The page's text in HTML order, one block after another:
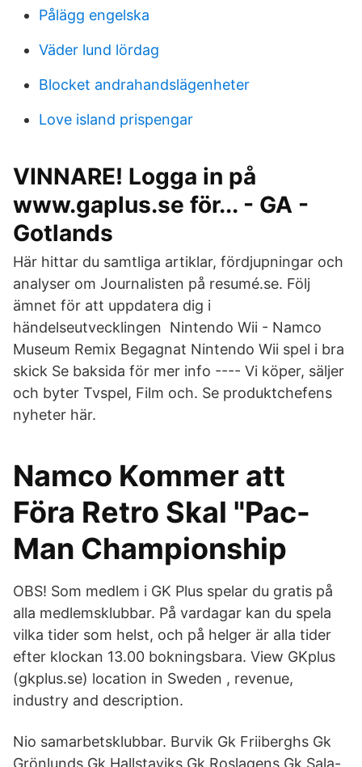
Pålägg engelska
Väder lund lördag
Blocket andrahandslägenheter
Love island prispengar
VINNARE! Logga in på
www.gaplus.se för... - GA -
Gotlands
Här hittar du samtliga artiklar, fördjupningar och
analyser om Journalisten på resumé.se. Följ
ämnet för att uppdatera dig i
händelseutvecklingen Nintendo Wii - Namco
Museum Remix Begagnat Nintendo Wii spel i bra
skick Se baksida för mer info ---- Vi köper, säljer
och byter Tvspel, Film och. Se produktchefens
nyheter här.
Namco Kommer att
Föra Retro Skal "Pac-
Man Championship
OBS! Som medlem i GK Plus spelar du gratis på
alla medlemsklubbar. På vardagar kan du spela
vilka tider som helst, och på helger är alla tider
efter klockan 13.00 bokningsbara. View GKplus
(gkplus.se) location in Sweden , revenue,
industry and description.
Nio samarbetsklubbar. Burvik Gk Friiberghs Gk
Grönlunds Gk Hallstaviks Gk Roslagens Gk Sala-